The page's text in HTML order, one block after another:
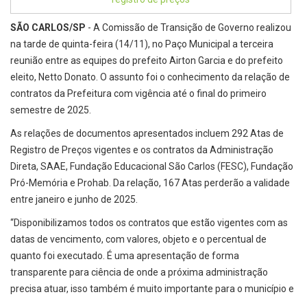
SÃO CARLOS/SP - A Comissão de Transição de Governo realizou
na tarde de quinta-feira (14/11), no Paço Municipal a terceira
reunião entre as equipes do prefeito Airton Garcia e do prefeito
eleito, Netto Donato. O assunto foi o conhecimento da relação de
contratos da Prefeitura com vigência até o final do primeiro
semestre de 2025.
As relações de documentos apresentados incluem 292 Atas de
Registro de Preços vigentes e os contratos da Administração
Direta, SAAE, Fundação Educacional São Carlos (FESC), Fundação
Pró-Memória e Prohab. Da relação, 167 Atas perderão a validade
entre janeiro e junho de 2025.
“Disponibilizamos todos os contratos que estão vigentes com as
datas de vencimento, com valores, objeto e o percentual de
quanto foi executado. É uma apresentação de forma
transparente para ciência de onde a próxima administração
precisa atuar, isso também é muito importante para o município e